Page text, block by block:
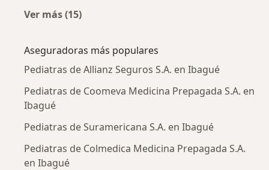
Ver más (15)
Aseguradoras más populares
Pediatras de Allianz Seguros S.A. en Ibagué
Pediatras de Coomeva Medicina Prepagada S.A. en
Ibagué
Pediatras de Suramericana S.A. en Ibagué
Pediatras de Colmedica Medicina Prepagada S.A.
en Ibagué